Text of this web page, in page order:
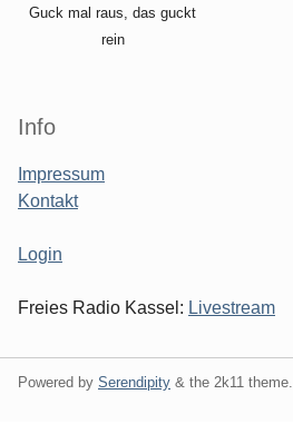
Guck mal raus, das guckt
rein
Info
Impressum
Kontakt
Login
Freies Radio Kassel: Livestream
Powered by Serendipity & the 2k11 theme.